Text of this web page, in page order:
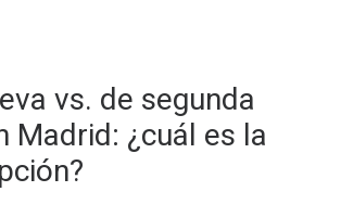
vs. de segunda
Madrid: ¿cuál es la